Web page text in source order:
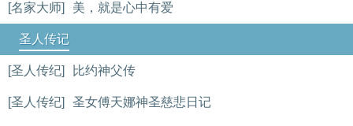
[名家大师] 美，就是心中有爱
圣人传记
[圣人传纪] 比约神父传
[圣人传纪] 圣女傅天娜神圣慈悲日记